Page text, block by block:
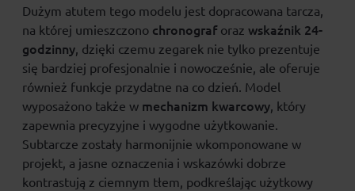
Dużym atutem tego modelu jest dopracowana tarcza,
na której umieszczono chronograforaz wskaźnik 24-
godzinny, dzięki czemu zegarek nie tylko prezentuje
się bardziej profesjonalnie i nowocześnie, ale oferuje
również funkcje przydatne na co dzień. Model
wyposażono także w mechanizm kwarcowy, który
zapewnia precyzyjne i wygodne użytkowanie.
Subtarcze zostały harmonijnie wkomponowane w
projekt, a jasne oznaczenia i wskazówki dobrze
kontrastują z ciemnym tłem, podkreślając użytkowy